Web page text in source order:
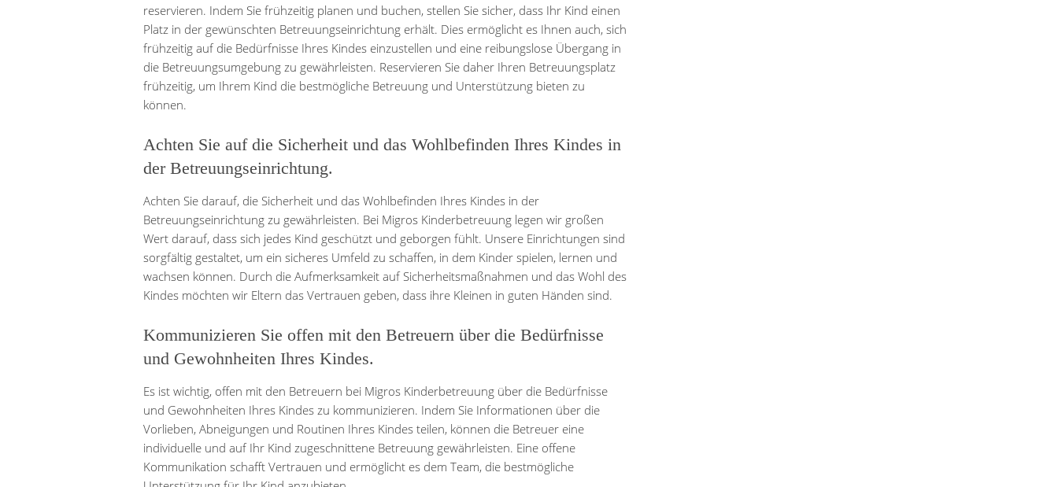
reservieren. Indem Sie frühzeitig planen und buchen, stellen Sie sicher, dass Ihr Kind einen
Platz in der gewünschten Betreuungseinrichtung erhält. Dies ermöglicht es Ihnen auch, sich
frühzeitig auf die Bedürfnisse Ihres Kindes einzustellen und eine reibungslose Übergang in
die Betreuungsumgebung zu gewährleisten. Reservieren Sie daher Ihren Betreuungsplatz
frühzeitig, um Ihrem Kind die bestmögliche Betreuung und Unterstützung bieten zu
können.
Achten Sie auf die Sicherheit und das Wohlbefinden Ihres Kindes in
der Betreuungseinrichtung.
Achten Sie darauf, die Sicherheit und das Wohlbefinden Ihres Kindes in der
Betreuungseinrichtung zu gewährleisten. Bei Migros Kinderbetreuung legen wir großen
Wert darauf, dass sich jedes Kind geschützt und geborgen fühlt. Unsere Einrichtungen sind
sorgfältig gestaltet, um ein sicheres Umfeld zu schaffen, in dem Kinder spielen, lernen und
wachsen können. Durch die Aufmerksamkeit auf Sicherheitsmaßnahmen und das Wohl des
Kindes möchten wir Eltern das Vertrauen geben, dass ihre Kleinen in guten Händen sind.
Kommunizieren Sie offen mit den Betreuern über die Bedürfnisse
und Gewohnheiten Ihres Kindes.
Es ist wichtig, offen mit den Betreuern bei Migros Kinderbetreuung über die Bedürfnisse
und Gewohnheiten Ihres Kindes zu kommunizieren. Indem Sie Informationen über die
Vorlieben, Abneigungen und Routinen Ihres Kindes teilen, können die Betreuer eine
individuelle und auf Ihr Kind zugeschnittene Betreuung gewährleisten. Eine offene
Kommunikation schafft Vertrauen und ermöglicht es dem Team, die bestmögliche